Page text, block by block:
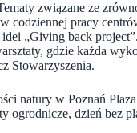
związane ze
codziennej pracy
„Giving back project”.
gdzie każda
Stowarzyszenia.
natury w Poznań
ogrodnicze, dzień bez